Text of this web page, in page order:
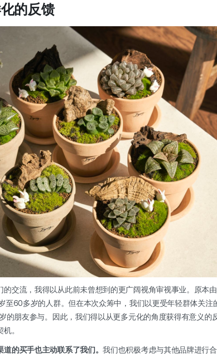
的反馈
的交流，我得以从此前未曾想到的更广阔视角审视事业。原本
至60多岁的人群。但在本次众筹中，我们以更受年轻群体关注
的朋友参与。因此，我们得以从更多元化的角度获得有意义的
。
道的买手也主动联系了我们。我们也积极考虑与其他品牌进行